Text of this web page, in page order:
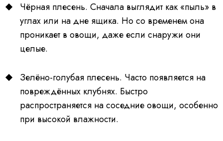
Чёрная плесень. Сначала выглядит как «пыль» в
углах или на дне ящика. Но со временем она
проникает в овощи, даже если снаружи они
целые.
Зелёно-голубая плесень. Часто появляется на
повреждённых клубнях. Быстро
распространяется на соседние овощи, особенно
при высокой влажности.